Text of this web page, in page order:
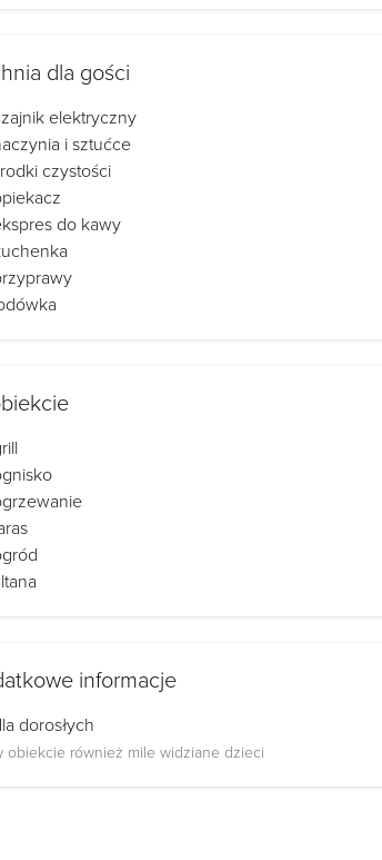
dla gości
elektryczny
i sztućce
czystości
do kawy
informacje
dorosłych
obiekcie również mile widziane dzieci